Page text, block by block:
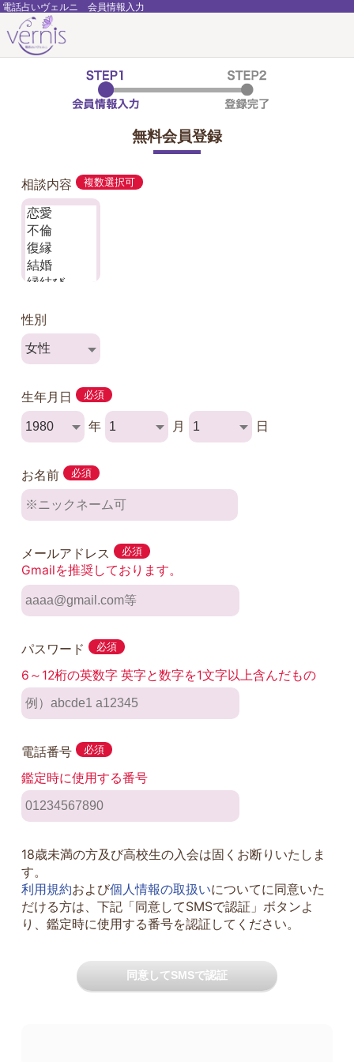
電話占いヴェルニ 会員情報入力
無料会員登録
相談内容 複数選択可
性別
生年月日 必須
年 月 日
お名前 必須
メールアドレス 必須
Gmailを推奨しております。
パスワード 必須
6～12桁の英数字 英字と数字を1文字以上含んだもの
電話番号 必須
鑑定時に使用する番号
18歳未満の方及び高校生の入会は固くお断りいたしま
す。
利用規約および個人情報の取扱いについてに同意いた
だける方は、下記「同意してSMSで認証」ボタンよ
り、鑑定時に使用する番号を認証してください。
同意してSMSで認証